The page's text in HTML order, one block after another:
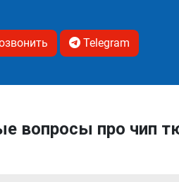
Telegram
вопросы про чип